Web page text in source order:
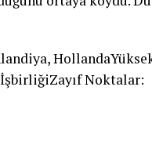
Noktalar: